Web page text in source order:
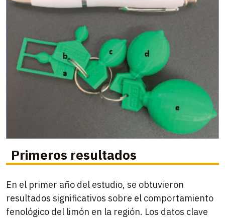
Primeros resultados
En el primer año del estudio, se obtuvieron
resultados significativos sobre el comportamiento
fenológico del limón en la región. Los datos clave